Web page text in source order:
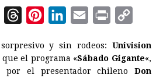
W
a
r
n
t
n
k
a
i
n
p
y
y sin rodeos: Univision
el programa «Sábado Gigante«,
por el presentador chileno Don